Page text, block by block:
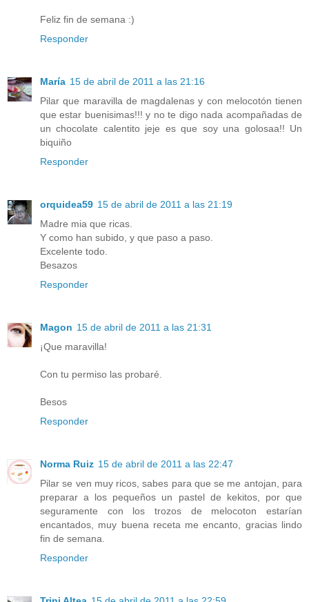
Feliz fin de semana :)
Responder
María 15 de abril de 2011 a las 21:16
Pilar que maravilla de magdalenas y con melocotón tienen
que estar buenisimas!!! y no te digo nada acompañadas de
un chocolate calentito jeje es que soy una golosaa!! Un
biquiño
Responder
orquidea59 15 de abril de 2011 a las 21:19
Madre mia que ricas.
Y como han subido, y que paso a paso.
Excelente todo.
Besazos
Responder
Magon 15 de abril de 2011 a las 21:31
¡Que maravilla!
Con tu permiso las probaré.
Besos
Responder
Norma Ruiz 15 de abril de 2011 a las 22:47
Pilar se ven muy ricos, sabes para que se me antojan, para
preparar a los pequeños un pastel de kekitos, por que
seguramente con los trozos de melocoton estarían
encantados, muy buena receta me encanto, gracias lindo
fin de semana.
Responder